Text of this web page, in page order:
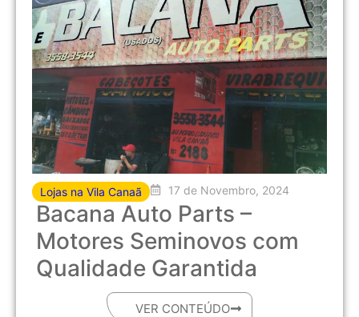
Lojas na Vila Canaã 17 de Novembro, 2024
Bacana Auto Parts –
Motores Seminovos com
Qualidade Garantida
VER CONTEÚDO